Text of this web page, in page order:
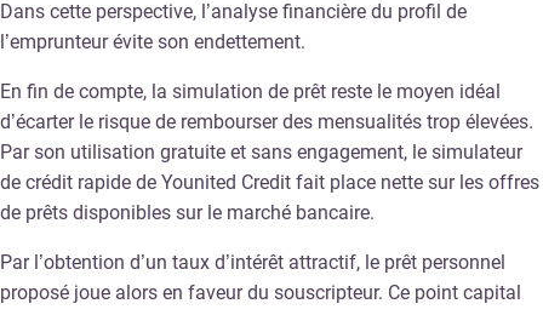
Dans cette perspective, l’analyse financière du profil de
l’emprunteur évite son endettement.
En fin de compte, la simulation de prêt reste le moyen idéal
d’écarter le risque de rembourser des mensualités trop élevées.
Par son utilisation gratuite et sans engagement, le simulateur
de crédit rapide de Younited Credit fait place nette sur les offres
de prêts disponibles sur le marché bancaire.
Par l’obtention d’un taux d’intérêt attractif, le prêt personnel
proposé joue alors en faveur du souscripteur. Ce point capital